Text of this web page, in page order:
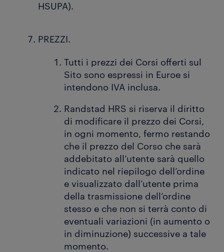
HSUPA).
PREZZI.
Tutti i prezzi dei Corsi offerti sul
Sito sono espressi in Euroe si
intendono IVA inclusa.
Randstad HRS si riserva il diritto
di modificare il prezzo dei Corsi,
in ogni momento, fermo restando
che il prezzo del Corso che sarà
addebitato all’utente sarà quello
indicato nel riepilogo dell’ordine
e visualizzato dall’utente prima
della trasmissione dell’ordine
stesso e che non si terrà conto di
eventuali variazioni (in aumento o
in diminuzione) successive a tale
momento.